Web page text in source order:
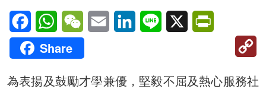
FacebookWhatsAppWeChatEmail LinkedInLine X
Share
為表揚及鼓勵才學兼優，堅毅不屈及熱心服務社